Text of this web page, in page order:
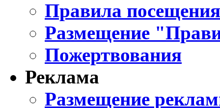
Правила
Размещение
Пожертвования
Реклама
Размещение